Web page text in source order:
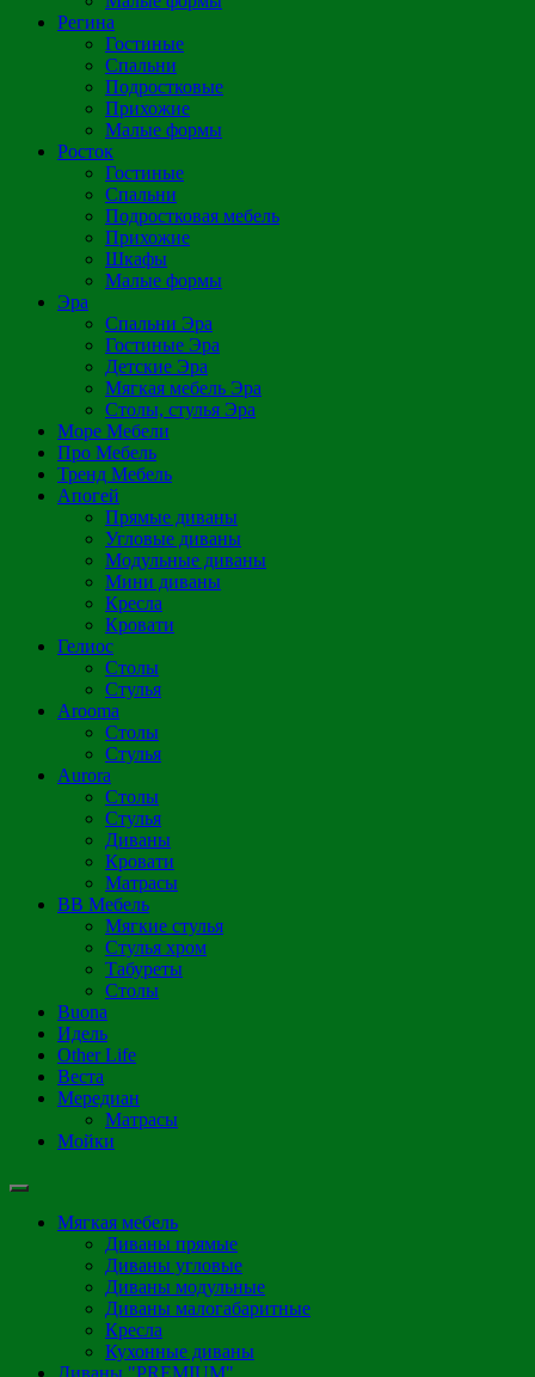
Регина
Гостиные
Спальни
Подростковые
Прихожие
Малые формы
Росток
Гостиные
Спальни
Подростковая мебель
Прихожие
Шкафы
Малые формы
Эра
Спальни Эра
Гостиные Эра
Детские Эра
Мягкая мебель Эра
Столы, стулья Эра
Море Мебели
Про Мебель
Тренд Мебель
Апогей
Прямые диваны
Угловые диваны
Модульные диваны
Мини диваны
Кресла
Кровати
Гелиос
Столы
Стулья
Arooma
Столы
Стулья
Aurora
Столы
Стулья
Диваны
Кровати
Матрасы
ВВ Мебель
Мягкие стулья
Стулья хром
Табуреты
Столы
Buona
Идель
Other Life
Веста
Мередиан
Матрасы
Мойки
Мягкая мебель
Диваны прямые
Диваны угловые
Диваны модульные
Диваны малогабаритные
Кресла
Кухонные диваны
Диваны "PREMIUM"